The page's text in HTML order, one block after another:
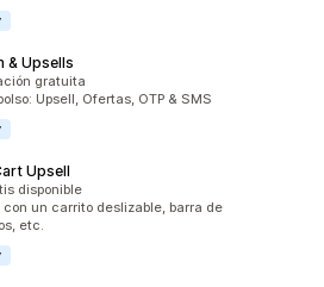
& Upsells
gratuita
Upsell, Ofertas, OTP & SMS
Upsell
disponible
un carrito deslizable, barra de
etc.